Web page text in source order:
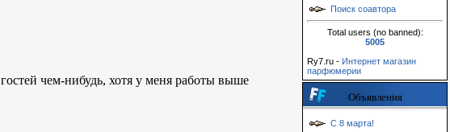
чем-нибудь, хотя у меня работы выше
Поиск соавтора
Total users (no banned):
5005
Ry7.ru - Интернет магазин
парфюмерии
Объявления
С 8 марта!